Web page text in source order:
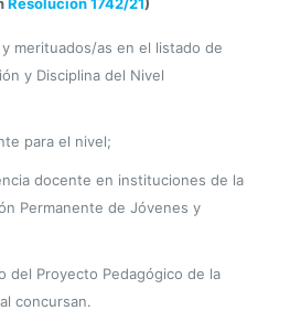
merituados/as en el listado de
y Disciplina del Nivel
para el nivel;
docente en instituciones de la
Permanente de Jóvenes y
del Proyecto Pedagógico de la
concursan.